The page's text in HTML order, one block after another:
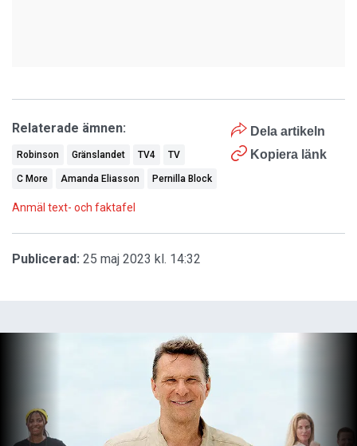
Dela artikeln
Kopiera länk
Relaterade ämnen:
Robinson Gränslandet TV4 TV
C More Amanda Eliasson Pernilla Block
Anmäl text- och faktafel
Publicerad: 25 maj 2023 kl. 14:32